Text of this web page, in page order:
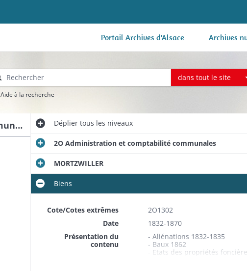
Portail Archives d'Alsace Archives
dans tout le site
Aide à la recherche
2O Administration et comptabilité communales Dépliertous les niveaux
2O Administration et comptabilité communales
MORTZWILLER
Biens
Cote/Cotes extrêmes
2O1302
Date
1832-1870
Présentation du
contenu
- Aliénations 1832-1835
- Baux 1862
- Etats des propriétés